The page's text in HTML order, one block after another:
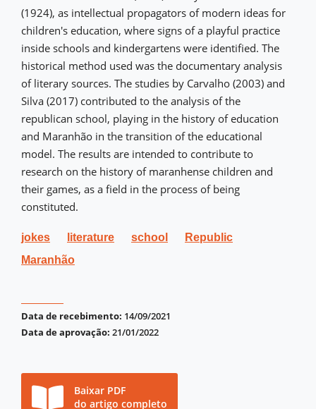
(1924), as intellectual propagators of modern ideas for
children's education, where signs of a playful practice
inside schools and kindergartens were identified. The
historical method used was the documentary analysis
of literary sources. The studies by Carvalho (2003) and
Silva (2017) contributed to the analysis of the
republican school, playing in the history of education
and Maranhão in the transition of the educational
model. The results are intended to contribute to
research on the history of maranhense children and
their games, as a field in the process of being
constituted.
jokes literature school
Republic
Maranhão
Data de recebimento: 14/09/2021
Data de aprovação: 21/01/2022
Baixar PDF
do artigo completo